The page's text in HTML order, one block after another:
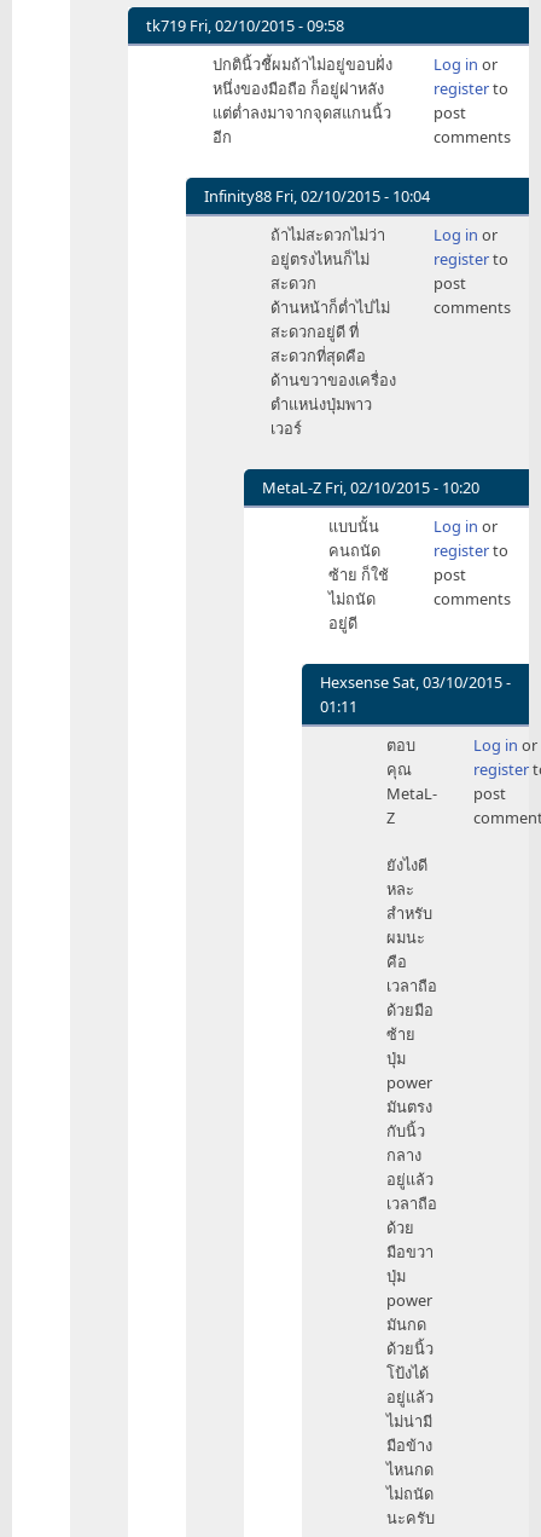
tk719 Fri, 02/10/2015 - 09:58
In
ปกตินิ้วชี้ผมถ้าไม่อยู่ขอบฝั่ง
หนึ่งของมือถือ ก็อยู่ฝาหลัง
แต่ต่ำลงมาจากจุดสแกนนิ้ว
อีก
Log in or
registerto
post
comments
Infinity88 Fri, 02/10/2015 - 10:04
In
ถ้าไม่สะดวกไม่ว่า
อยู่ตรงไหนก็ไม่
สะดวก
ด้านหน้าก็ต่ำไปไม่
สะดวกอยู่ดี ที่
สะดวกที่สุดคือ
ด้านขวาของเครื่อง
ตำแหน่งปุ่มพาว
เวอร์
Log in or
registerto
post
comments
MetaL-Z Fri, 02/10/2015 - 10:20
In
แบบนั้น
คนถนัด
ซ้าย ก็ใช้
ไม่ถนัด
อยู่ดี
Log in or
registerto
post
comments
HexsenseSat, 03/10/2015 -
01:11
In
ตอบ
คุณ
MetaL-
Z
ยังไงดี
หละ
สำหรับ
ผมนะ
คือ
เวลาถือ
ด้วยมือ
ซ้าย
ปุ่ม
power
มันตรง
กับนิ้ว
กลาง
อยู่แล้ว
เวลาถือ
ด้วย
มือขวา
ปุ่ม
power
มันกด
ด้วยนิ้ว
โป้งได้
อยู่แล้ว
ไม่น่ามี
มือข้าง
ไหนกด
ไม่ถนัด
นะครับ
Log in or
register
post